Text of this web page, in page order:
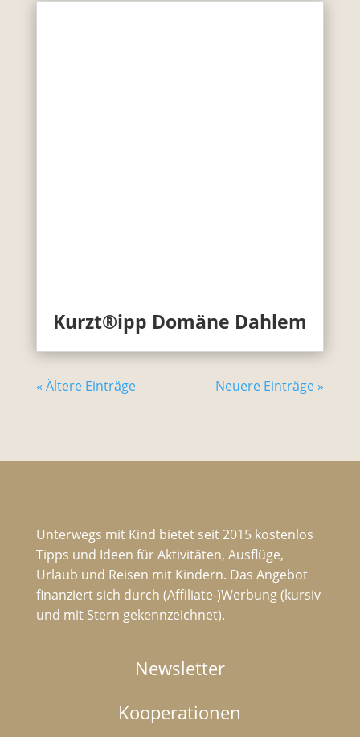
Kurzt®ipp Domäne Dahlem
« Ältere Einträge Neuere Einträge »
Unterwegs mit Kind bietet seit 2015 kostenlos
Tipps und Ideen für Aktivitäten, Ausflüge,
Urlaub und Reisen mit Kindern. Das Angebot
finanziert sich durch (Affiliate-)Werbung (kursiv
und mit Stern gekennzeichnet).
Newsletter
Kooperationen